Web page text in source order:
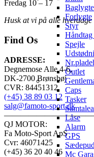
Forlygte
Styr
Spejle
Outlet
Caps
Tasker
Låse
Alarm
GPS
Mc
Fredag 10 – 17
Husk at vi på alle
Find Os
ADRESSE:
Degnemose Alle 4-6,
DK-2700 Brønshøj
CVR: 84451312
(+45) 38 89 03 12
salg@famoto-sport.dk
QJ MOTOR:
Fa Moto-Sport ApS
Cvr: 46071425
(+45) 36 20 40 46